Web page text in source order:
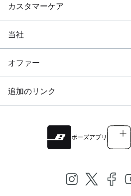
カスタマーケア
当社
オファー
追加のリンク
ボーズアプリ